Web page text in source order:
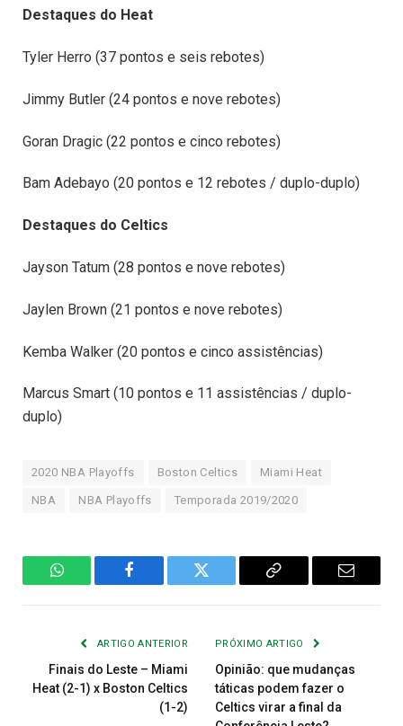
Destaques do Heat
Tyler Herro (37 pontos e seis rebotes)
Jimmy Butler (24 pontos e nove rebotes)
Goran Dragic (22 pontos e cinco rebotes)
Bam Adebayo (20 pontos e 12 rebotes / duplo-duplo)
Destaques do Celtics
Jayson Tatum (28 pontos e nove rebotes)
Jaylen Brown (21 pontos e nove rebotes)
Kemba Walker (20 pontos e cinco assistências)
Marcus Smart (10 pontos e 11 assistências / duplo-
duplo)
2020 NBA Playoffs Boston Celtics Miami Heat
NBA NBA Playoffs Temporada 2019/2020
WhatsAppFacebook Twitter
Copiar
E-
ARTIGO ANTERIOR
Finais do Leste – Miami
Heat (2-1) x Boston Celtics
(1-2)
PRÓXIMO ARTIGO
Opinião: que mudanças
táticas podem fazer o
Celtics virar a final da